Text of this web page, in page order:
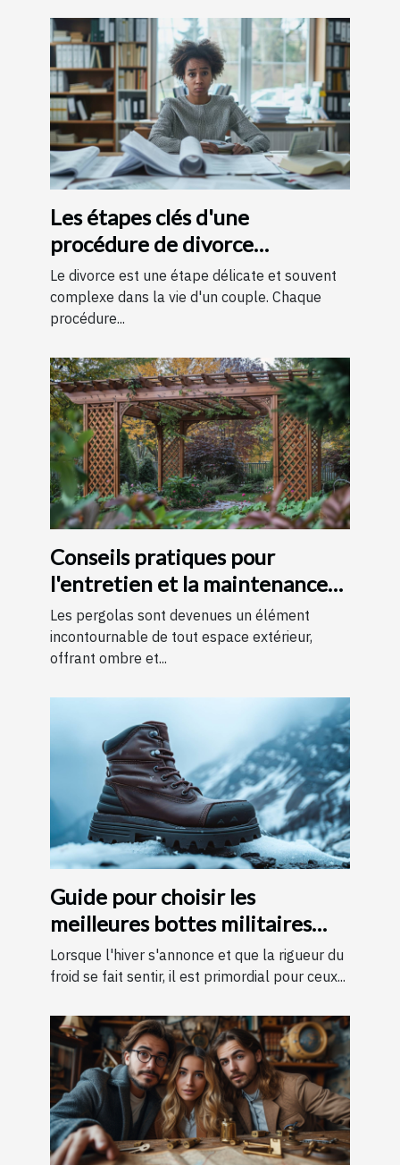
Les étapes clés d'une
procédure de divorce
expliquées simplement
Le divorce est une étape délicate et souvent
complexe dans la vie d'un couple. Chaque
procédure...
Conseils pratiques pour
l'entretien et la maintenance
des pergolas
Les pergolas sont devenues un élément
incontournable de tout espace extérieur,
offrant ombre et...
Guide pour choisir les
meilleures bottes militaires
pour l'hiver
Lorsque l'hiver s'annonce et que la rigueur du
froid se fait sentir, il est primordial pour ceux...